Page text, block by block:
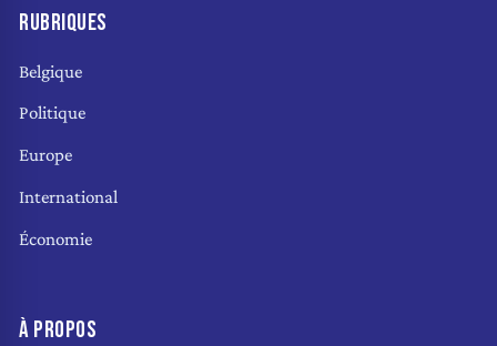
RUBRIQUES
Belgique
Politique
Europe
International
Économie
À PROPOS